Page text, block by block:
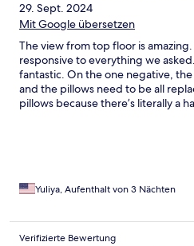
29. Sept. 2024
Mit Google übersetzen
The view from top floor is
responsive to everything we
fantastic. On the one negative,
and the pillows need to be all
pillows because there’s literally a
Yuliya, Aufenthalt von 3 Nächten
Verifizierte Bewertung